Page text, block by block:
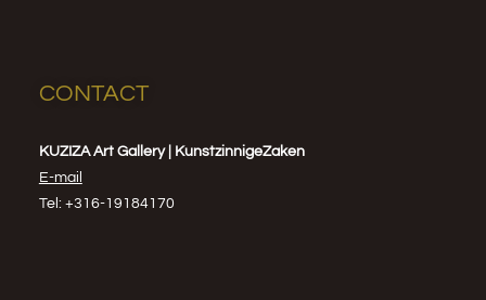
CONTACT
KUZIZA Art Gallery | KunstzinnigeZaken
E-mail
Tel: +316-19184170